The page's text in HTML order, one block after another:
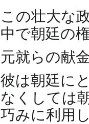
この壮大な
中で朝廷の
元就らの献
彼は朝廷に
なくしては
巧みに利用